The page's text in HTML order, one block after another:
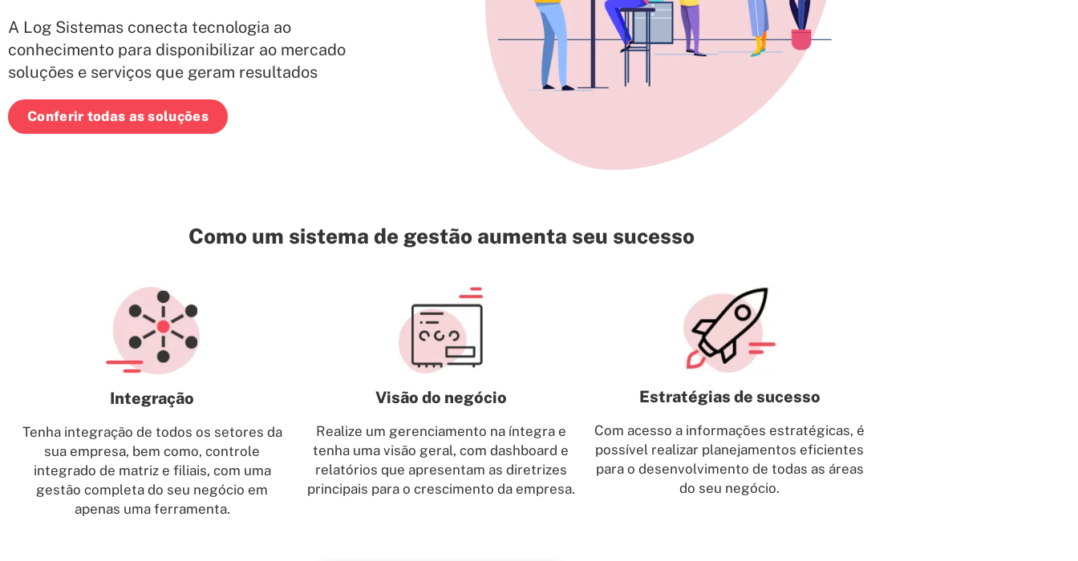
A Log Sistemas conecta tecnologia ao
conhecimento para disponibilizar ao mercado
soluções e serviços que geram resultados
Conferir todas as soluções
Como um sistema de gestão aumenta seu sucesso
Integração
Tenha integração de todos os setores da
sua empresa, bem como, controle
integrado de matriz e filiais, com uma
gestão completa do seu negócio em
apenas uma ferramenta.
Visão do negócio
Realize um gerenciamento na íntegra e
tenha uma visão geral, com dashboard e
relatórios que apresentam as diretrizes
principais para o crescimento da empresa.
Estratégias de sucesso
Com acesso a informações estratégicas, é
possível realizar planejamentos eficientes
para o desenvolvimento de todas as áreas
do seu negócio.